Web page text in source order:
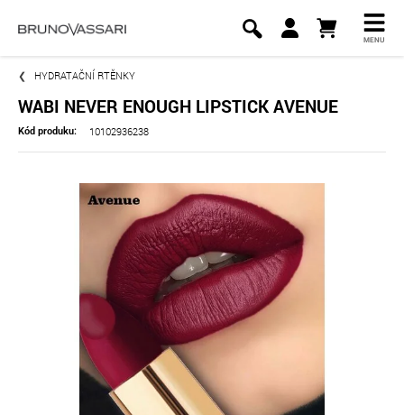
MENU
HYDRATAČNÍ RTĚNKY
WABI NEVER ENOUGH LIPSTICK AVENUE
Kód produku: 10102936238